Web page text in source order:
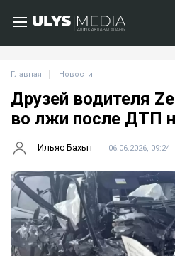
Главная Новости
Друзей водителя
во лжи после ДТП
Ильяс Бахыт 06.06.2026, 09:24